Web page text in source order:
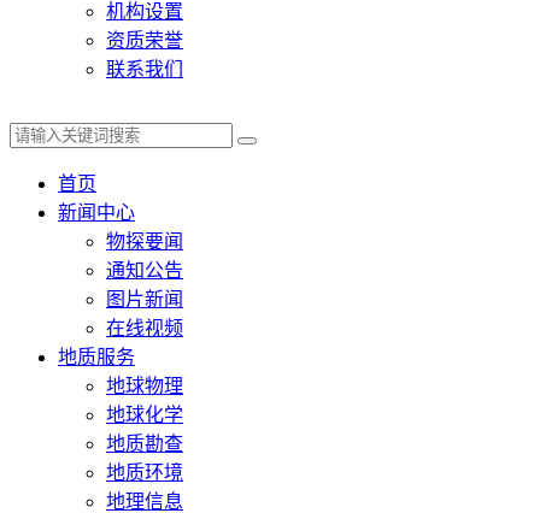
机构设置
资质荣誉
联系我们
首页
新闻中心
物探要闻
通知公告
图片新闻
在线视频
地质服务
地球物理
地球化学
地质勘查
地质环境
地理信息